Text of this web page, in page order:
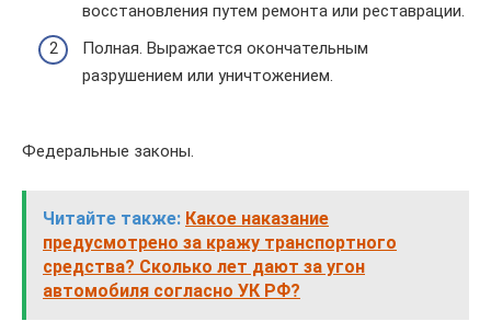
восстановления путем ремонта или реставрации.
Полная. Выражается окончательным
разрушением или уничтожением.
Федеральные законы.
Читайте также: Какое наказание
предусмотрено за кражу транспортного
средства? Сколько лет дают за угон
автомобиля согласно УК РФ?